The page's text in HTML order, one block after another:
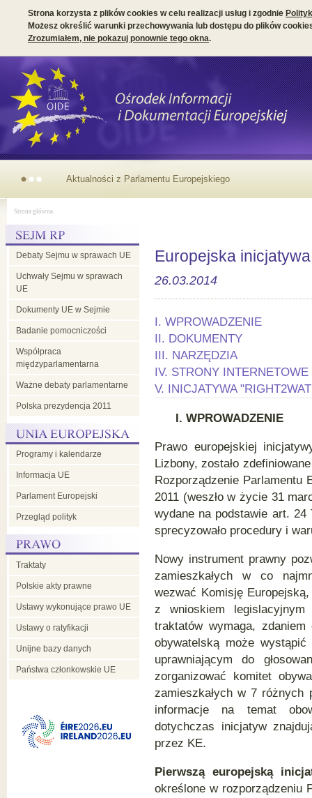
Strona korzysta z plików cookies w celu realizacji usług i zgodnie
Możesz określić warunki przechowywania lub dostępu do plików
Zrozumiałem, nie pokazuj ponownie tego okna.
Aktualności z Parlamentu Europejskiego
Strona główna
Debaty Sejmu w sprawach UE
Uchwały Sejmu w sprawach
UE
Dokumenty UE w Sejmie
Badanie pomocniczości
Współpraca
międzyparlamentarna
Ważne debaty parlamentarne
Polska prezydencja 2011
Programy i kalendarze
Informacja UE
Parlament Europejski
Przegląd polityk
Traktaty
Polskie akty prawne
Ustawy wykonujące prawo UE
Ustawy o ratyfikacji
Unijne bazy danych
Państwa członkowskie UE
Europejska
26.03.2014
I. WPROWADZENIE
II. DOKUMENTY
III. NARZĘDZIA
IV. STRONY
V. INICJATYWA
I. WPROWADZENIE
Prawo europejskiej
Lizbony, zostało
Rozporządzenie Parlamentu
2011 (weszło w życie 31
wydane na podstawie art.
sprecyzowało procedury i
Nowy instrument prawny
zamieszkałych w co
wezwać Komisję
z wnioskiem
traktatów wymaga,
obywatelską może
uprawniającym do
zorganizować komitet
zamieszkałych w 7 różnych
informacje na temat
dotychczas inicjatyw
przez KE.
Pierwszą europejską
określone w rozporządzeniu